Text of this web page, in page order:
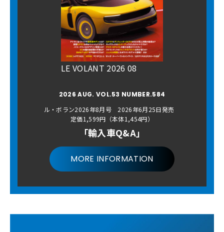
LE VOLANT 2026 08
2026 AUG. VOL.53 NUMBER.584
ル・ボラン2026年8月号 2026年6月25日発売
定価1,599円（本体1,454円）
「輸入車Q&A」
MORE INFORMATION